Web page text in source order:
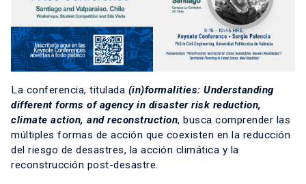
La conferencia, titulada (in)formalities: Understanding
different forms of agency in disaster risk reduction,
climate action, and reconstruction, busca comprender las
múltiples formas de acción que coexisten en la reducción
del riesgo de desastres, la acción climática y la
reconstrucción post-desastre.